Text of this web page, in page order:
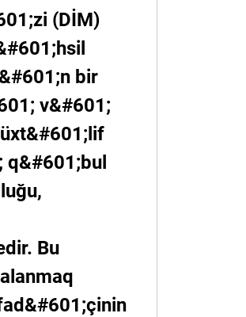
(DİM)
bir
v&#601;
Bu